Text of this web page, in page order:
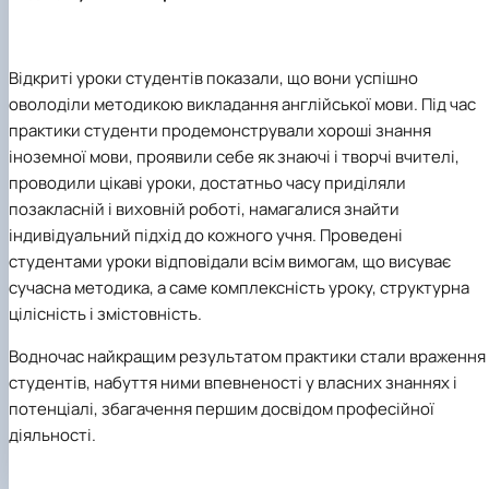
Обладнання НУБіП України
Звіт про проведення НТЗ
Наукові журнали НУБіП України
Наукові журнали НУБіП України (English)
Пам'ятка про проведення науково-
заходів
Порядок планування та організації
проведення НТЗ
Результати науково-технічних заходів
Монографії
Каталог наукових послуг
«SEB-2024»
«SEB-2025»
2020»Пам'яті захисників України
Почесні доктори і професори НУБіП України
Пресслужба
Університетський кур'єр
Вибори ректора
Програма розвитку університету
ініціатива – 2025»
Антикорупційні заходи
Уповноважена особа з питань запобігання
виявлення корупції
Положення про антикорупційного
уповноваженого НУБіП України
Національні нормативно-правові акти
Нормативно-правові акти НУБіП України
Інформаційні ресурси НАЗК
Методичні роз’яснення НАЗК
Антикорупційні заходи
Гендерна радниця
Контактна інформація
Відкриті уроки студентів показали, що вони успішно
оволоділи методикою викладання англійської мови. Під час
практики студенти продемонстрували хороші знання
іноземної мови, проявили себе як знаючі і творчі вчителі,
проводили цікаві уроки, достатньо часу приділяли
позакласній і виховній роботі, намагалися знайти
індивідуальний підхід до кожного учня. Проведені
студентами уроки відповідали всім вимогам, що висуває
сучасна методика, а саме комплексність уроку, структурна
цілісність і змістовність.
Водночас найкращим результатом практики стали враження
студентів, набуття ними впевненості у власних знаннях і
потенціалі, збагачення першим досвідом професійної
діяльності.